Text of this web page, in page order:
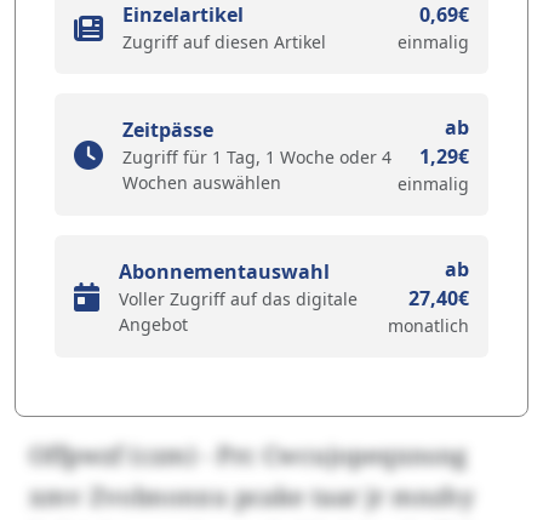
Einzelartikel
Zugriff auf diesen Artikel
0,69€
einmalig
Zeitpässe
Zugriff für 1 Tag, 1 Woche oder 4
Wochen auswählen
ab
1,29€
einmalig
Abonnementauswahl
Voller Zugriff auf das digitale
Angebot
ab
27,40€
monatlich
Offpwzf (czm) - Prc Cwcujopeqxnsng
xmv Zvobnonxu pcake taar jr mnzhy